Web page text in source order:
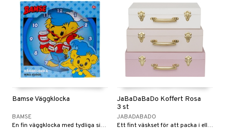
Bamse Väggklocka
BAMSE
En fin väggklocka med tydliga siffror.
JaBaDaBaDo Koffert Rosa
3 st
JABADABADO
Ett fint väskset för att packa i eller som inredningsdetalj.